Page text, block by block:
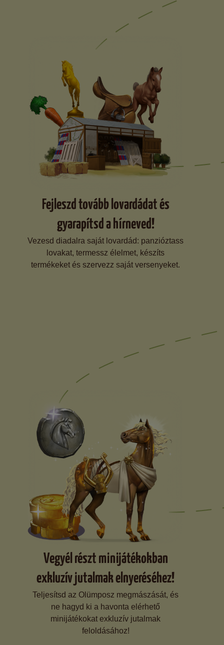
Fejleszd tovább lovardádat és
gyarapítsd a hírneved!
Vezesd diadalra saját lovardád: panzióztass
lovakat, termessz élelmet, készíts
termékeket és szervezz saját versenyeket.
Vegyél részt minijátékokban
exkluzív jutalmak elnyeréséhez!
Teljesítsd az Olümposz megmászását, és
ne hagyd ki a havonta elérhető
minijátékokat exkluzív jutalmak
feloldásához!